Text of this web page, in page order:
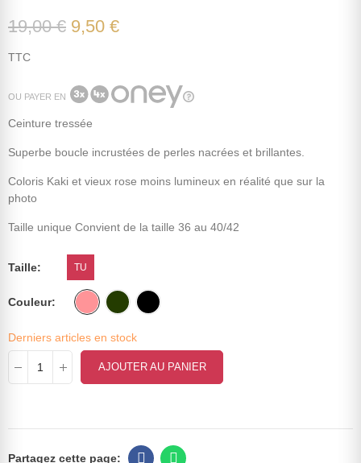
19,00 € 9,50 €
TTC
OU PAYER EN
Ceinture tressée
Superbe boucle incrustées de perles nacrées et brillantes.
Coloris Kaki et vieux rose moins lumineux en réalité que sur la
photo
Taille unique Convient de la taille 36 au 40/42
Taille TU
Couleur
Derniers articles en stock
AJOUTER AU PANIER